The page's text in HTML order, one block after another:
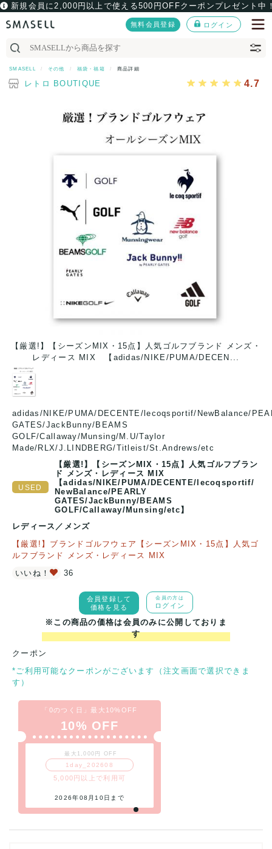
新規会員に2,000円以上で使える500円OFFクーポンプレゼント中
無料会員登録 ログイン
SMASELL その他 福袋・福箱 商品詳細
レトロ BOUTIQUE 4.7
【厳選!】【シーズンMIX・15点】人気ゴルフブランド メンズ・
レディース MIX 【adidas/NIKE/PUMA/DECEN...
adidas/NIKE/PUMA/DECENTE/lecoqsportif/NewBalance/
GATES/JackBunny/BEAMS
GOLF/Callaway/Munsing/M.U/Taylor
Made/RLX/J.LINDBERG/Titleist/St.Andrews/etc
【厳選!】【シーズンMIX・15点】人気ゴルフブラン
ド メンズ・レディース MIX
【adidas/NIKE/PUMA/DECENTE/lecoqsportif/
NewBalance/PEARLY
GATES/JackBunny/BEAMS
GOLF/Callaway/Munsing/etc】
レディース ／ メンズ
【厳選!】ブランドゴルフウェア【シーズンMIX・15点】人気ゴ
ルフブランド メンズ・レディース MIX
いいね！
36
会員登録して
価格を見る
会員の方は
ログイン
※この商品の価格は会員のみに公開しておりま
す
クーポン
*ご利用可能なクーポンがございます（注文画面で選択できま
す）
「0のつく日」最大10%OFF
10% OFF
最大1,000円 OFF
1day_202608
5,000円以上で利用可
2026年08月10日まで